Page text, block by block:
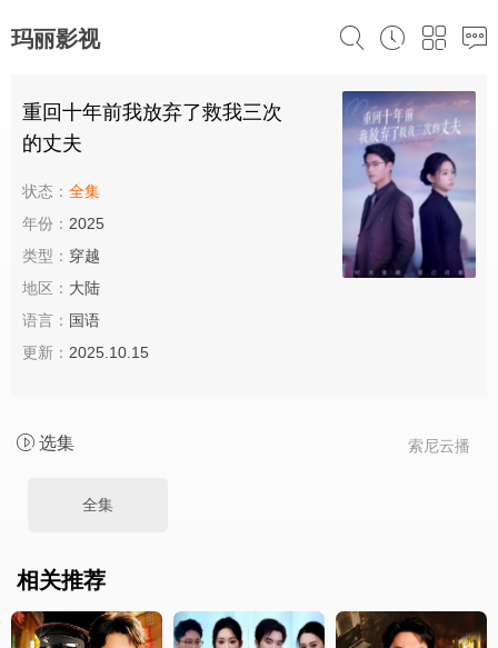
玛丽影视
重回十年前我放弃了救我三次
的丈夫
状态： 全集
年份： 2025
类型： 穿越
地区： 大陆
语言： 国语
更新： 2025.10.15
索尼云播
选集
全集
相关推荐